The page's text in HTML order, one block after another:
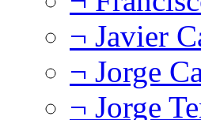
¬ Javier
¬ Jorge
¬ Jorge